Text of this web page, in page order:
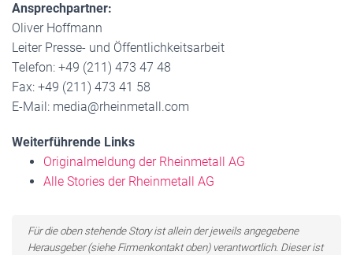
Ansprechpartner:
Oliver Hoffmann
Leiter Presse- und Öffentlichkeitsarbeit
Telefon: +49 (211) 473 47 48
Fax: +49 (211) 473 41 58
E-Mail: media@rheinmetall.com
Weiterführende Links
Originalmeldung der Rheinmetall AG
Alle Stories der Rheinmetall AG
Für die oben stehende Story ist allein der jeweils angegebene
Herausgeber (siehe Firmenkontakt oben) verantwortlich. Dieser ist